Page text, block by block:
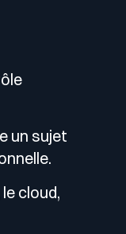
un sujet
cloud,